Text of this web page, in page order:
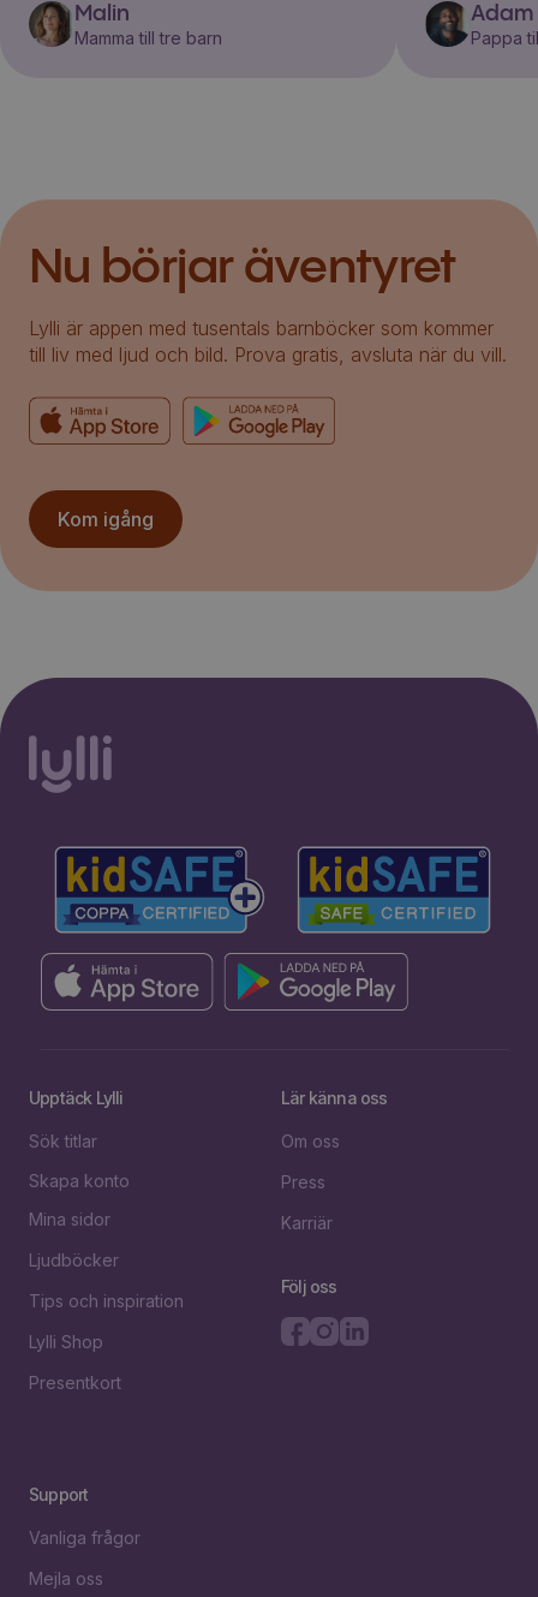
Malin
Mamma till tre barn
Adam
Pappa
Nu börjar äventyret
Lylli är appen med tusentals barnböcker som kommer
till liv med ljud och bild. Prova gratis, avsluta när du vill.
Kom igång
Upptäck Lylli
Sök titlar
Skapa konto
Mina sidor
Ljudböcker
Tips och inspiration
Lylli Shop
Presentkort
Lär känna oss
Om oss
Press
Karriär
Följ oss
Support
Vanliga frågor
Mejla oss